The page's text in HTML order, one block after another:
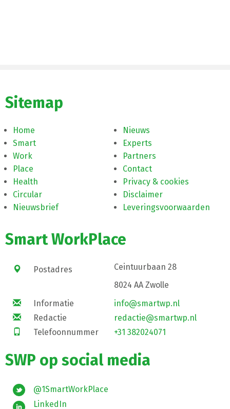
Sitemap
Home
Smart
Work
Place
Health
Circular
Nieuwsbrief
Nieuws
Experts
Partners
Contact
Privacy & cookies
Disclaimer
Leveringsvoorwaarden
Smart WorkPlace
Postadres
Ceintuurbaan 28
8024 AA Zwolle
Informatie
info@smartwp.nl
Redactie
redactie@smartwp.nl
Telefoonnummer
+31 382024071
SWP op social media
@1SmartWorkPlace
LinkedIn